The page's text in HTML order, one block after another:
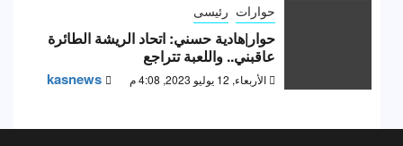
حوارات رئيسى
حوار|هادية حسني: اتحاد الريشة الطائرة
عاقبني.. واللعبة تتراجع
الأربعاء, 12 يوليو 2023, 4:08 م kasnews